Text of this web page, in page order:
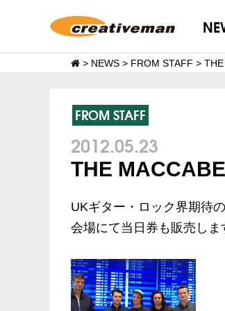
> NEWS > FROM STAFF >
FROM STAFF
2012.05.23
THE
UKギター・ロック界期待の
会場にて当日券も販売しま